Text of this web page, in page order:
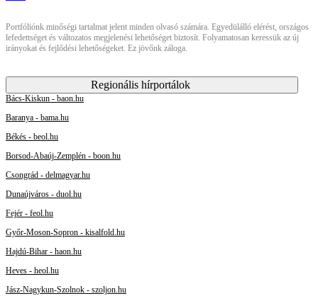
Portfóliónk minőségi tartalmat jelent minden olvasó számára. Egyedülálló elérést, országos
lefedettséget és változatos megjelenési lehetőséget biztosít. Folyamatosan keressük az új
irányokat és fejlődési lehetőségeket. Ez jövőnk záloga.
Regionális hírportálok
Bács-Kiskun - baon.hu
Baranya - bama.hu
Békés - beol.hu
Borsod-Abaúj-Zemplén - boon.hu
Csongrád - delmagyar.hu
Dunaújváros - duol.hu
Fejér - feol.hu
Győr-Moson-Sopron - kisalfold.hu
Hajdú-Bihar - haon.hu
Heves - heol.hu
Jász-Nagykun-Szolnok - szoljon.hu